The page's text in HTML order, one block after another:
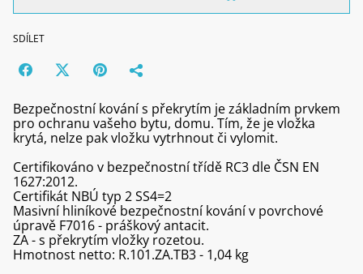
SDÍLET
Bezpečnostní kování s překrytím je základním prvkem
pro ochranu vašeho bytu, domu. Tím, že je vložka
krytá, nelze pak vložku vytrhnout či vylomit.
Certifikováno v bezpečnostní třídě RC3 dle ČSN EN
1627:2012.
Certifikát NBÚ typ 2 SS4=2
Masivní hliníkové bezpečnostní kování v povrchové
úpravě F7016 - práškový antacit.
ZA - s překrytím vložky rozetou.
Hmotnost netto: R.101.ZA.TB3 - 1,04 kg